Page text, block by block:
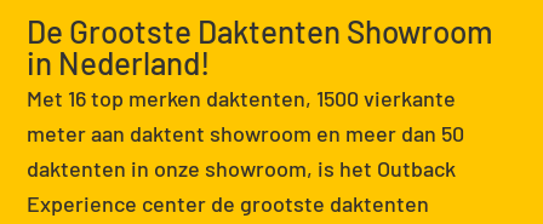
De Grootste Daktenten Showroom
in Nederland!
Met 16 top merken daktenten, 1500 vierkante
meter aan daktent showroom en meer dan 50
daktenten in onze showroom, is het Outback
Experience center de grootste daktenten